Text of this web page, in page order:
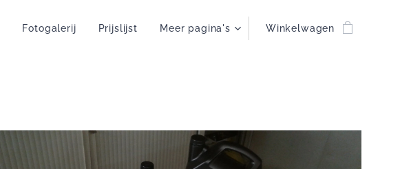
Fotogalerij Prijslijst Meer pagina's Winkelwagen